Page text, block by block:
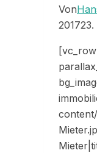
Von
201723.